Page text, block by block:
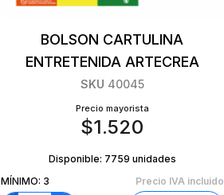
BOLSON CARTULINA
ENTRETENIDA ARTECREA
SKU 40045
Precio mayorista
$1.520
Disponible: 7759 unidades
MÍNIMO: 3 Precio IVA incluido